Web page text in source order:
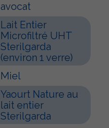
avocat
Lait Entier
Microfiltré UHT
Sterilgarda
(environ 1 verre)
Miel
Yaourt Nature au
lait entier
Sterilgarda